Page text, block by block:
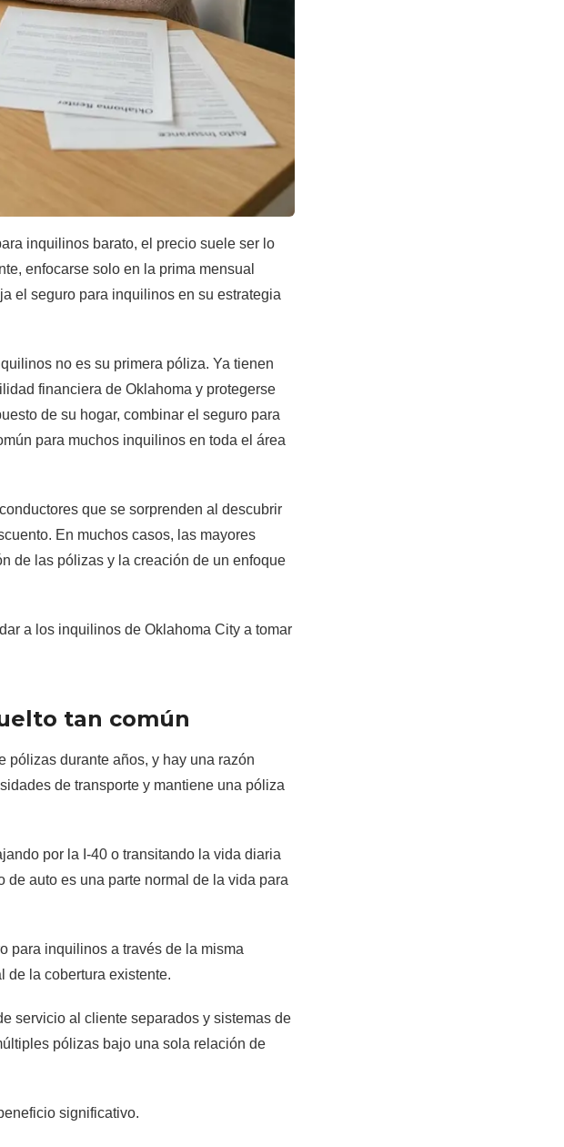
inquilinos barato, el precio suele ser lo
enfocarse solo en la prima mensual
el seguro para inquilinos en su estrategia
no es su primera póliza. Ya tienen
financiera de Oklahoma y protegerse
de su hogar, combinar el seguro para
para muchos inquilinos en toda el área
que se sorprenden al descubrir
En muchos casos, las mayores
de las pólizas y la creación de un enfoque
a los inquilinos de Oklahoma City a tomar
tan común
pólizas durante años, y hay una razón
de transporte y mantiene una póliza
por la I-40 o transitando la vida diaria
auto es una parte normal de la vida para
para inquilinos a través de la misma
de la cobertura existente.
servicio al cliente separados y sistemas de
pólizas bajo una sola relación de
significativo.